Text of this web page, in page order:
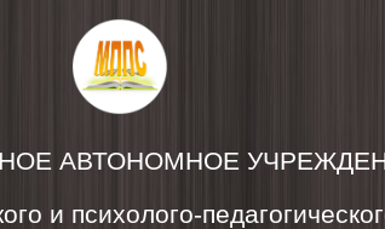
АВТОНОМНОЕ
и психолого-